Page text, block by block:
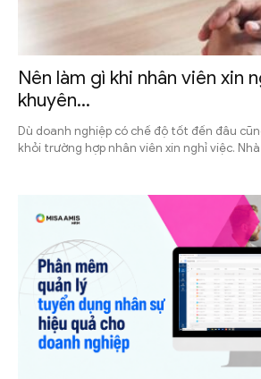
Nên làm gì khi nhân viên xin
khuyên...
Dù doanh nghiệp có chế độ tốt đến đâu
khỏi trường hợp nhân viên xin nghỉ việc. Nhà